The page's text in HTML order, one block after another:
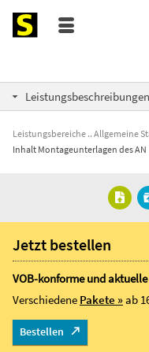
Leistungsbeschreibungen
Leistungsbereiche
Allgemeine
Inhalt Montageunterlagen des AN
Jetzt bestellen
VOB-konforme und
Verschiedene Pakete »ab
Bestellen